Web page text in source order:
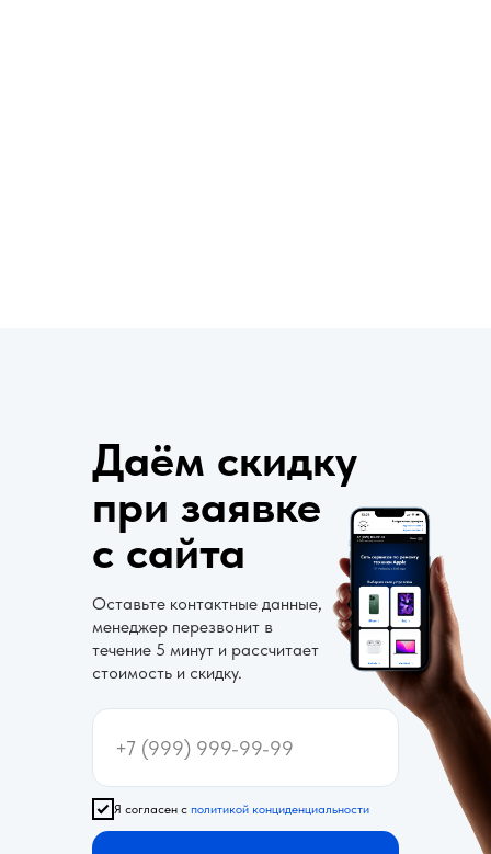
Оставьте контактные данные,
менеджер перезвонит в
течение 5 минут и рассчитает
стоимость и скидку.
Я согласен с политикой конциденциальности
Даём скидку
при заявке
с сайта